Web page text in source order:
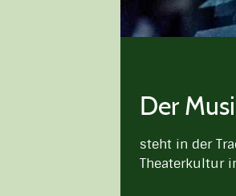
Der
steht in der
Theaterkultur